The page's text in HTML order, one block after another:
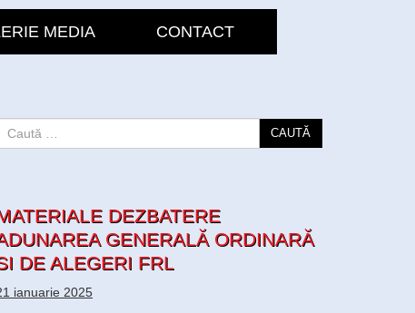
MEDIA CONTACT
CAUTĂ
DEZBATERE
GENERALĂ ORDINARĂ
DE ALEGERI FRL
ianuarie 2025